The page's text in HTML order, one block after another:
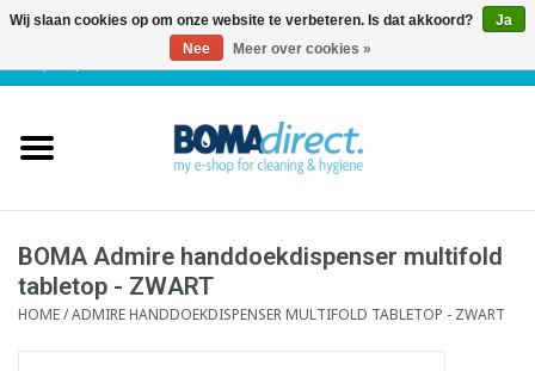
Klantenservice
Blog
BOMA Admire handdoekdispenser multifold
tabletop - ZWART
HOME/ADMIRE HANDDOEKDISPENSER MULTIFOLD TABLETOP - ZWART
Wij slaan cookies op om onze website te verbeteren. Is dat akkoord?
Ja
Nee
Meer over cookies »